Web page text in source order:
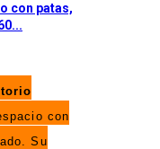
con patas,
con
Su